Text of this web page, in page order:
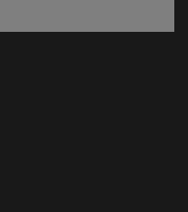
en nueva ventana)
nueva ventana)